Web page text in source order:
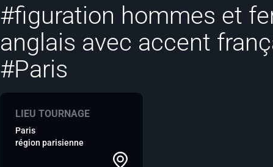
#figuration hommes et
anglais avec accent
#Paris
LIEU TOURNAGE
Paris
région parisienne